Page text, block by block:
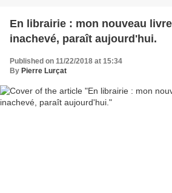
En librairie : mon nouveau
inachevé, paraît aujourd'hui.
Published on 11/22/2018 at 15:34
By Pierre Lurçat